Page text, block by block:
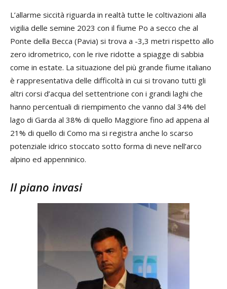
L’allarme siccità riguarda in realtà tutte le coltivazioni alla
vigilia delle semine 2023 con il fiume Po a secco che al
Ponte della Becca (Pavia) si trova a -3,3 metri rispetto allo
zero idrometrico, con le rive ridotte a spiagge di sabbia
come in estate. La situazione del più grande fiume italiano
è rappresentativa delle difficoltà in cui si trovano tutti gli
altri corsi d’acqua del settentrione con i grandi laghi che
hanno percentuali di riempimento che vanno dal 34% del
lago di Garda al 38% di quello Maggiore fino ad appena al
21% di quello di Como ma si registra anche lo scarso
potenziale idrico stoccato sotto forma di neve nell’arco
alpino ed appenninico.
Il piano invasi